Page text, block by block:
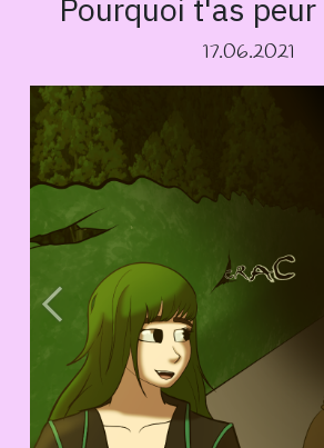
Pourquoi t'as
17.06.2021
Précédent